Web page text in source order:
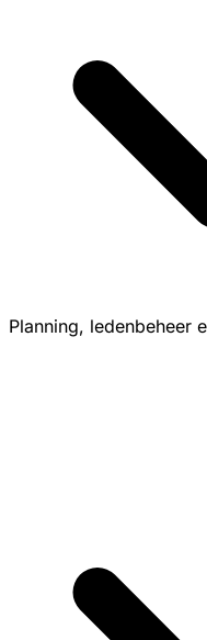
Planning, ledenbeheer